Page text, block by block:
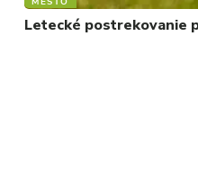
MESTO
Letecké postrekovanie